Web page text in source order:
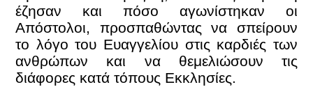
έζησαν και πόσο αγωνίστηκαν οι
Απόστολοι, προσπαθώντας να σπείρουν
το λόγο του Ευαγγελίου στις καρδιές των
ανθρώπων και να θεμελιώσουν τις
διάφορες κατά τόπους Εκκλησίες.